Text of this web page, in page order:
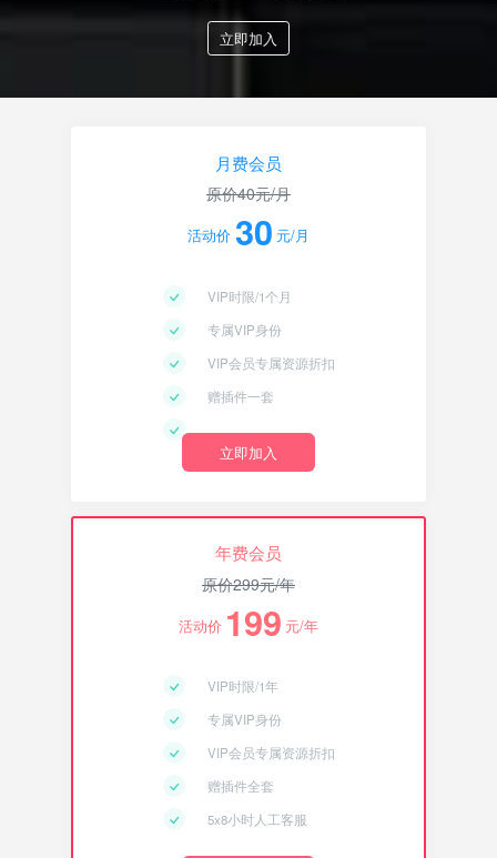
立即加入
月费会员
原价40元/月
活动价 30 元/月
VIP时限/1个月
专属VIP身份
VIP会员专属资源折扣
赠插件一套
立即加入
年费会员
原价299元/年
活动价 199 元/年
VIP时限/1年
专属VIP身份
VIP会员专属资源折扣
赠插件全套
5x8小时人工客服